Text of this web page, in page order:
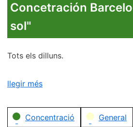
Concetración
sol"
Tots els dilluns.
llegir més
Categories
Concentració General